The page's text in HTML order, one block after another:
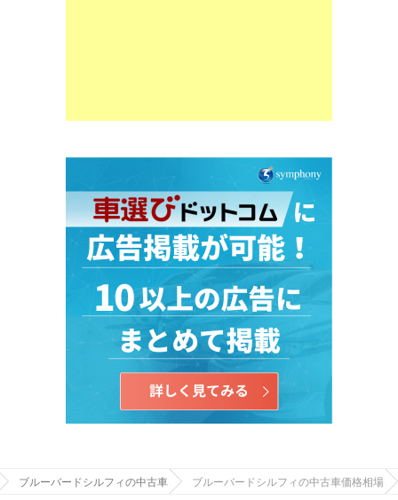
ブルーバードシルフィの中古車 ブルーバードシルフィの中古車価格相場